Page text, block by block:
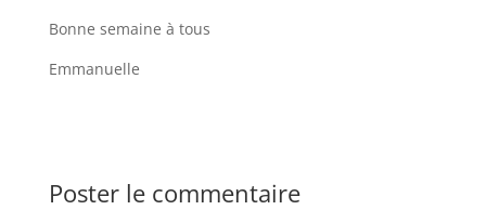
Bonne semaine à tous
Emmanuelle
Poster le commentaire